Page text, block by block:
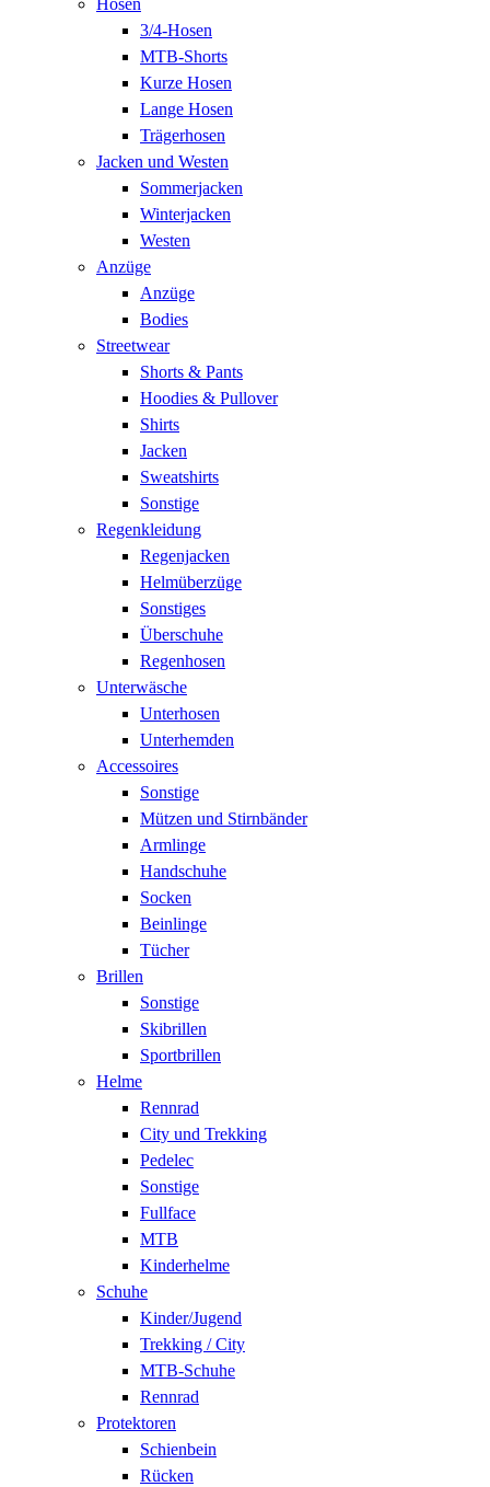
3/4-Hosen
MTB-Shorts
Kurze Hosen
Lange Hosen
Trägerhosen
Jacken und Westen
Sommerjacken
Winterjacken
Westen
Anzüge
Anzüge
Bodies
Streetwear
Shorts & Pants
Hoodies & Pullover
Shirts
Jacken
Sweatshirts
Sonstige
Regenkleidung
Regenjacken
Helmüberzüge
Sonstiges
Überschuhe
Regenhosen
Unterwäsche
Unterhosen
Unterhemden
Accessoires
Sonstige
Mützen und Stirnbänder
Armlinge
Handschuhe
Socken
Beinlinge
Tücher
Brillen
Sonstige
Skibrillen
Sportbrillen
Helme
Rennrad
City und Trekking
Pedelec
Sonstige
Fullface
MTB
Kinderhelme
Schuhe
Kinder/Jugend
Trekking / City
MTB-Schuhe
Rennrad
Protektoren
Schienbein
Rücken